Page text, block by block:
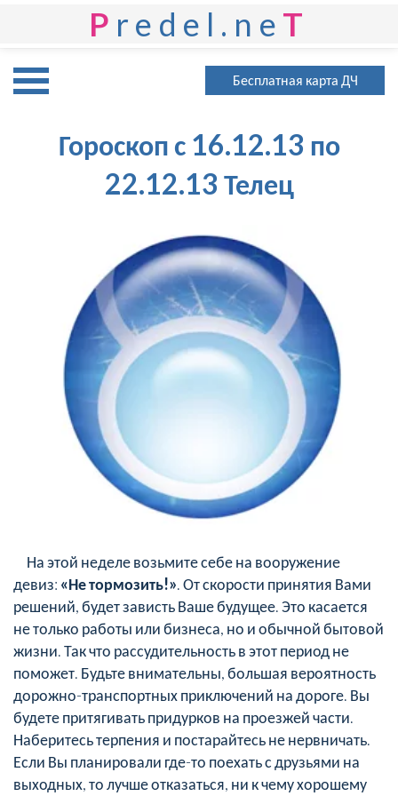
P redel.ne T
Бесплатная карта ДЧ
Гороскоп с 16.12.13 по
22.12.13 Телец
На этой неделе возьмите себе на вооружение
девиз: «Не тормозить!». От скорости принятия Вами
решений, будет зависть Ваше будущее. Это касается
не только работы или бизнеса, но и обычной бытовой
жизни. Так что рассудительность в этот период не
поможет. Будьте внимательны, большая вероятность
дорожно-транспортных приключений на дороге. Вы
будете притягивать придурков на проезжей части.
Наберитесь терпения и постарайтесь не нервничать.
Если Вы планировали где-то поехать с друзьями на
выходных, то лучше отказаться, ни к чему хорошему